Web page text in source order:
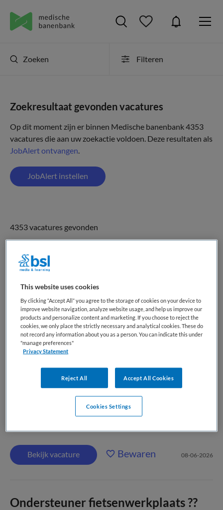
Zoeken Filteren
Zoekresultaat gevonden vacatures
Op dit moment zijn er binnen Medische banenbank 4353
vacatures die aan uw zoekactie voldoen. Deze resultaten als
JobAlert ontvangen.
JobAlert instellen
4353 vacatures gevonden
Kookvrijwilliger voor groep ??
GGZ Rivierduinen,Leidschendam
WO
Niet nader bepaald
Tijdelijk dienstverband
Welke uitdaging ga je aan? Kook je graag met een groep?”
Als kookvrijwilliger doe je boodschappen voor de maaltijd,
je hebt vrije keuze in het menu maar het mooiste is als dit in
overleg gaat met de groep van 9 cliënten. Je krijgt wekelijks
Bekijk vacature Bewaren 08-06-2026
Ondersteuner fietsenwerkplaats ??
This website uses cookies
By clicking “Accept All” you agree to the storage of cookies on your device to
improve website navigation, analyze website usage, and help us improve our
products and personalize content and marketing. If you choose to reject the
cookies, we only place the strictly necessary and analytical cookies. These do
not record any information about you as a person. You can indicate this under
"manage preferences"
Privacy Statement
Reject All Accept All Cookies
Cookies Settings